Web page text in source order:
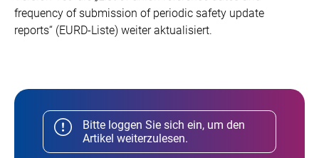
frequency of submission of periodic safety update
reports“ (EURD-Liste) weiter aktualisiert.
Bitte loggen Sie sich ein, um den
Artikel weiterzulesen.